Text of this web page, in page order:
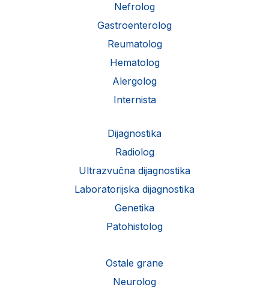
Nefrolog
Gastroenterolog
Reumatolog
Hematolog
Alergolog
Internista
Dijagnostika
Radiolog
Ultrazvučna dijagnostika
Laboratorijska dijagnostika
Genetika
Patohistolog
Ostale grane
Neurolog